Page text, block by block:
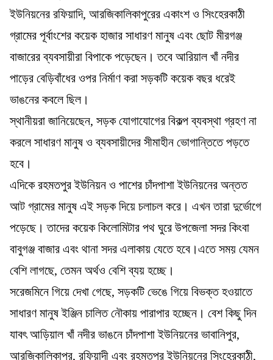
ইউনিয়নের রফিয়াদি, আরজিকালিকাপুরের একাংশ ও সিংহেরকাঠী
গ্রামের পূর্বাংশের কয়েক হাজার সাধারণ মানুষ এবং ছোট মীরগঞ্জ
বাজারের ব্যবসায়ীরা বিপাকে পড়েছেন। তবে আরিয়াল খাঁ নদীর
পাড়ের বেড়িবাঁধের ওপর নির্মাণ করা সড়কটি কয়েক বছর ধরেই
ভাঙনের কবলে ছিল।
স্থানীয়রা জানিয়েছেন, সড়ক যোগাযোগের বিকল্প ব্যবস্থা গ্রহণ না
করলে সাধারণ মানুষ ও ব্যবসায়ীদের সীমাহীন ভোগান্তিতে পড়তে
হবে।
এদিকে রহমতপুর ইউনিয়ন ও পাশের চাঁদপাশা ইউনিয়নের অন্তত
আট গ্রামের মানুষ এই সড়ক দিয়ে চলাচল করে। এখন তারা দুর্ভোগে
পড়েছে। তাদের কয়েক কিলোমিটার পথ ঘুরে উপজেলা সদর কিংবা
বাবুগঞ্জ বাজার এবং থানা সদর এলাকায় যেতে হবে।এতে সময় যেমন
বেশি লাগছে, তেমন অর্থও বেশি ব্যয় হচ্ছে।
সরেজমিনে গিয়ে দেখা গেছে, সড়কটি ভেঙে গিয়ে বিভক্ত হওয়াতে
সাধারণ মানুষ ইঞ্জিন চালিত নৌকায় পারাপার হচ্ছেন। বেশ কিছু দিন
যাবৎ আড়িয়াল খাঁ নদীর ভাঙনে চাঁদপাশা ইউনিয়নের ভাবানিপুর,
আরজিকালিকাপুর, রফিয়াদী এবং রহমতপুর ইউনিয়নের সিংহেরকাঠী,